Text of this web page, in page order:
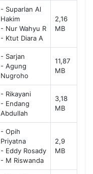
- Suparlan Al
Hakim
- Nur Wahyu R
- Ktut Diara A
2,16
MB
- Sarjan
- Agung
Nugroho
11,87
MB
- Rikayani
- Endang
Abdullah
3,18
MB
- Opih
Priyatna
- Eddy Rosady
- M Riswanda
2,9
MB